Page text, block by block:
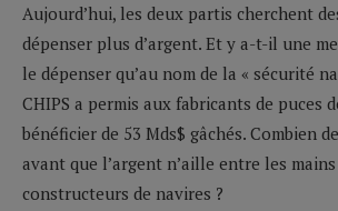
Aujourd’hui, les deux partis cherchent
dépenser plus d’argent. Et y a-t-il une
le dépenser qu’au nom de la « sécurité
CHIPS a permis aux fabricants de puces
bénéficier de 53 Mds$ gâchés. Combien
avant que l’argent n’aille entre les mains
constructeurs de navires ?